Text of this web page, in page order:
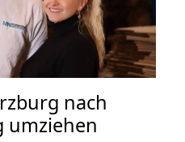
nach
umziehen